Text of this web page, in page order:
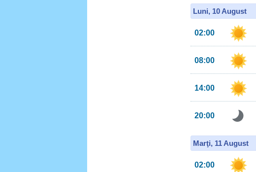
Luni, 10 August
02:00
08:00
14:00
20:00
Marţi, 11 August
02:00